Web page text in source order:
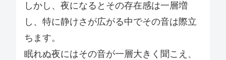
しかし、夜になるとその存在感は一層増
し、特に静けさが広がる中でその音は際立
ちます。
眠れぬ夜にはその音が一層大きく聞こえ、